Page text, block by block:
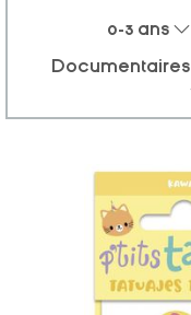
0-3 ans